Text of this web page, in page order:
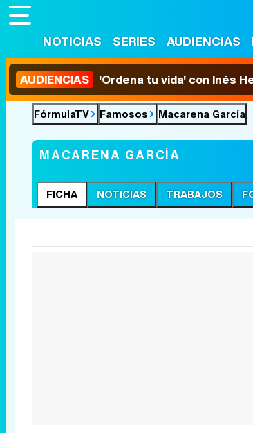
NOTICIAS SERIES AUDIENCIAS
AUDIENCIAS 'Ordena tu vida' con Inés
FórmulaTV Famosos Macarena García
MACARENA GARCÍA
FICHA NOTICIAS TRABAJOS